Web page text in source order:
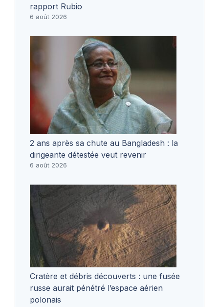
rapport Rubio
6 août 2026
2 ans après sa chute au Bangladesh : la
dirigeante détestée veut revenir
6 août 2026
Cratère et débris découverts : une fusée
russe aurait pénétré l’espace aérien
polonais